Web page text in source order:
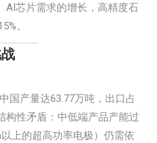
AI芯片需求的增长，高精度石
。
国产量达63.77万吨，出口占
构性矛盾：中低端产品产能过
上的超高功率电极）仍需依